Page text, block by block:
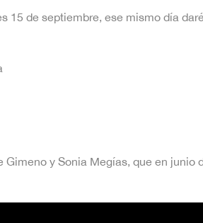
de septiembre, ese mismo día
y Sonia Megías, que en